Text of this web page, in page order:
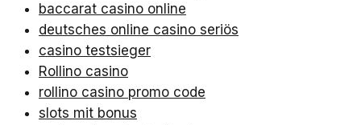
baccarat casino online
deutsches online casino seriös
casino testsieger
Rollino casino
rollino casino promo code
slots mit bonus